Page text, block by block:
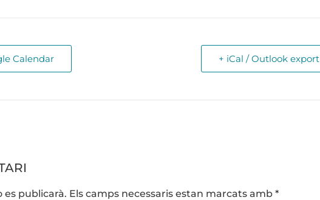
Calendar + iCal / Outlook export
publicarà. Els camps necessaris estan marcats amb *